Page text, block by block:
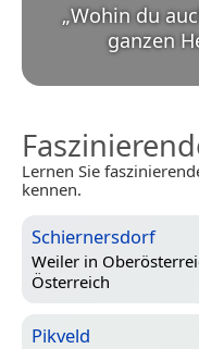
„Wohin du
ganzen
Lernen Sie
kennen.
Schiernersdorf
Weiler in
Österreich
Pikveld